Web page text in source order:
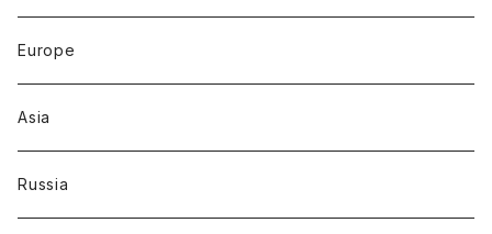
Europe
Asia
Russia